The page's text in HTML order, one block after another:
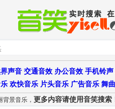
声音 交通音效 办公音效 手机铃声
欢快音乐 片头音乐 广告音乐 舞
景音乐， 更多内容请使用音笑搜索